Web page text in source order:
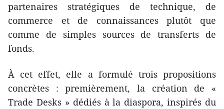
partenaires stratégiques de technique, de
commerce et de connaissances plutôt que
comme de simples sources de transferts de
fonds.
​À cet effet, elle a formulé trois propositions
concrètes : premièrement, la création de «
Trade Desks » dédiés à la diaspora, inspirés du